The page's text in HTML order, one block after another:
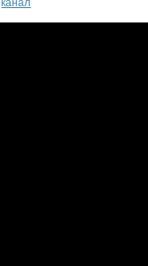
канал